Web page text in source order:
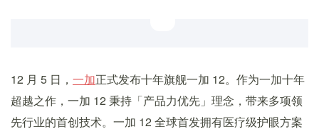
12 月 5 日， 一加正式发布十年旗舰一加 12。作为一加十年
超越之作，一加 12 秉持「产品力优先」理念，带来多项领
先行业的首创技术。一加 12 全球首发拥有医疗级护眼方案